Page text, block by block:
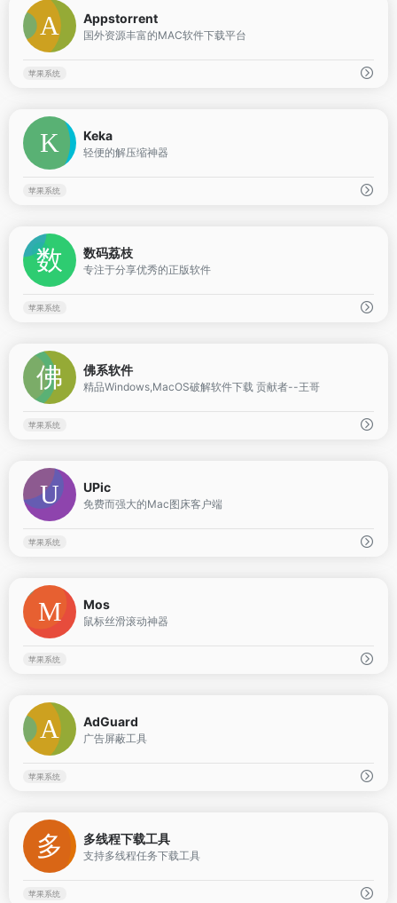
Appstorrent
国外资源丰富的MAC软件下载平台
苹果系统
Keka
轻便的解压缩神器
苹果系统
数码荔枝
专注于分享优秀的正版软件
苹果系统
佛系软件
精品Windows,MacOS破解软件下载 贡献者--王哥
苹果系统
UPic
免费而强大的Mac图床客户端
苹果系统
Mos
鼠标丝滑滚动神器
苹果系统
AdGuard
广告屏蔽工具
苹果系统
多线程下载工具
支持多线程任务下载工具
苹果系统